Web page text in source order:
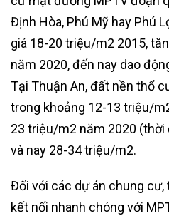
Định Hòa, Phú Mỹ hay Phú
giá 18-20 triệu/m2 2015,
năm 2020, đến nay dao
Tại Thuận An, đất nền thổ
trong khoảng 12-13 triệu/
23 triệu/m2 năm 2020
và nay 28-34 triệu/m2.
Đối với các dự án chung cư,
kết nối nhanh chóng với